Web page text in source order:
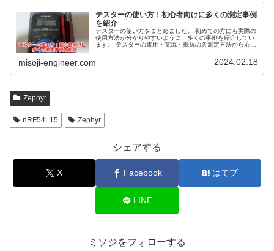
テスターの使い方！初心者向けに多くの測定事例
を紹介
テスターの使い方をまとめました。 初めての方にも実際の
使用方法が分かりやすいように、多くの事例を紹介してい
ます。 テスターの電圧・電流・抵抗の各測定方法から応用
misoji-engineer.com 2024.02.18
Zephyr
nRF54L15 Zephyr
シェアする
X Facebook はてブ
LINE
ミソジをフォローする